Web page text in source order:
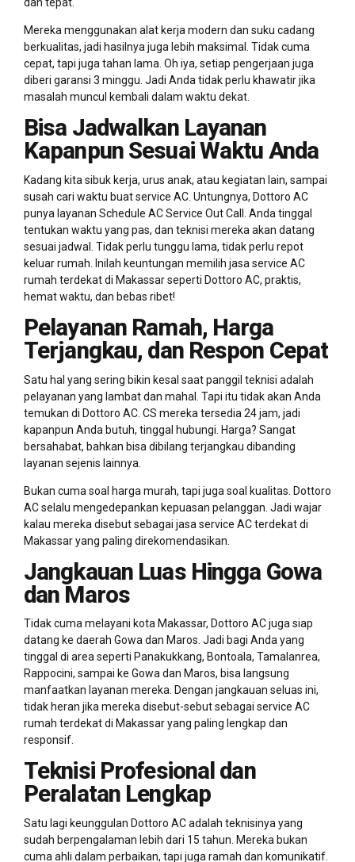
Mereka menggunakan alat kerja modern dan suku cadang
berkualitas, jadi hasilnya juga lebih maksimal. Tidak cuma
cepat, tapi juga tahan lama. Oh iya, setiap pengerjaan juga
diberi garansi 3 minggu. Jadi Anda tidak perlu khawatir jika
masalah muncul kembali dalam waktu dekat.
Bisa Jadwalkan Layanan
Kapanpun Sesuai Waktu Anda
Kadang kita sibuk kerja, urus anak, atau kegiatan lain, sampai
susah cari waktu buat service AC. Untungnya, Dottoro AC
punya layanan Schedule AC Service Out Call. Anda tinggal
tentukan waktu yang pas, dan teknisi mereka akan datang
sesuai jadwal. Tidak perlu tunggu lama, tidak perlu repot
keluar rumah. Inilah keuntungan memilih jasa service AC
rumah terdekat di Makassar seperti Dottoro AC, praktis,
hemat waktu, dan bebas ribet!
Pelayanan Ramah, Harga
Terjangkau, dan Respon Cepat
Satu hal yang sering bikin kesal saat panggil teknisi adalah
pelayanan yang lambat dan mahal. Tapi itu tidak akan Anda
temukan di Dottoro AC. CS mereka tersedia 24 jam, jadi
kapanpun Anda butuh, tinggal hubungi. Harga? Sangat
bersahabat, bahkan bisa dibilang terjangkau dibanding
layanan sejenis lainnya.
Bukan cuma soal harga murah, tapi juga soal kualitas. Dottoro
AC selalu mengedepankan kepuasan pelanggan. Jadi wajar
kalau mereka disebut sebagai jasa service AC terdekat di
Makassar yang paling direkomendasikan.
Jangkauan Luas Hingga Gowa
dan Maros
Tidak cuma melayani kota Makassar, Dottoro AC juga siap
datang ke daerah Gowa dan Maros. Jadi bagi Anda yang
tinggal di area seperti Panakukkang, Bontoala, Tamalanrea,
Rappocini, sampai ke Gowa dan Maros, bisa langsung
manfaatkan layanan mereka. Dengan jangkauan seluas ini,
tidak heran jika mereka disebut-sebut sebagai service AC
rumah terdekat di Makassar yang paling lengkap dan
responsif.
Teknisi Profesional dan
Peralatan Lengkap
Satu lagi keunggulan Dottoro AC adalah teknisinya yang
sudah berpengalaman lebih dari 15 tahun. Mereka bukan
cuma ahli dalam perbaikan, tapi juga ramah dan komunikatif.